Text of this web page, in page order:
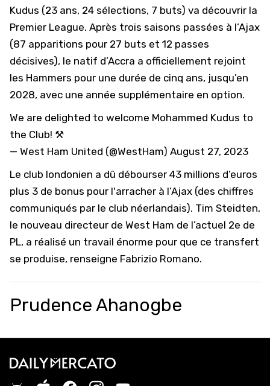
Kudus (23 ans, 24 sélections, 7 buts) va découvrir la
Premier League. Après trois saisons passées à l’Ajax
(87 apparitions pour 27 buts et 12 passes
décisives), le natif d’Accra a officiellement rejoint
les Hammers pour une durée de cinq ans, jusqu’en
2028, avec une année supplémentaire en option.
We are delighted to welcome Mohammed Kudus to
the Club! ⚒️
— West Ham United (@WestHam) August 27, 2023
Le club londonien a dû débourser 43 millions d’euros
plus 3 de bonus pour l'arracher à l’Ajax (des chiffres
communiqués par le club néerlandais). Tim Steidten,
le nouveau directeur de West Ham de l’actuel 2e de
PL, a réalisé un travail énorme pour que ce transfert
se produise, renseigne Fabrizio Romano.
Prudence Ahanogbe